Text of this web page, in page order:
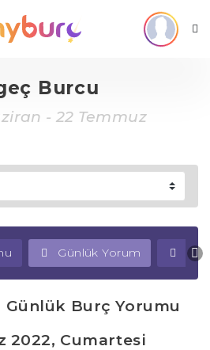
Burcu
- 22 Temmuz
Günlük Yorum
Günlük Burç Yorumu
2022, Cumartesi